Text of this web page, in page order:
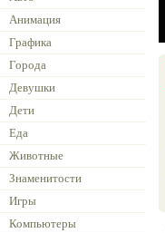
Анимация
Графика
Города
Девушки
Дети
Еда
Животные
Знаменитости
Игры
Компьютеры